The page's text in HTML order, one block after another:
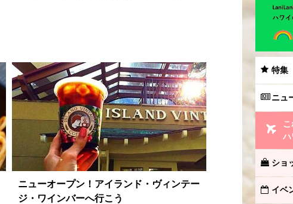
ニューオープン！アイランド・ヴィンテー
ジ・ワインバーへ行こう
特集
ニュ
ハ
ショ
イベ